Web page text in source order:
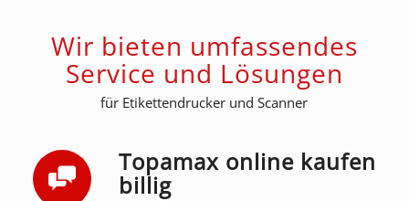
Wir bieten umfassendes
Service und Lösungen
für Etikettendrucker und Scanner
Topamax online kaufen
billig